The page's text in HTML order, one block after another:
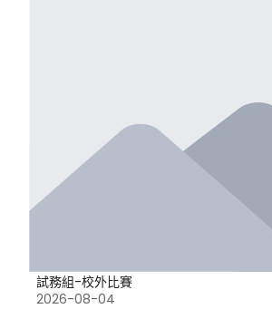
試務組-校外比賽
2026-08-04